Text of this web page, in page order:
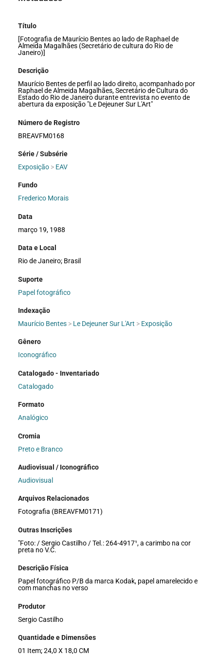
Título
[Fotografia de Maurício Bentes ao lado de Raphael de
Almeida Magalhães (Secretário de cultura do Rio de
Janeiro)]
Descrição
Maurício Bentes de perfil ao lado direito, acompanhado por
Raphael de Almeida Magalhães, Secretário de Cultura do
Estado do Rio de Janeiro durante entrevista no evento de
abertura da exposição "Le Dejeuner Sur L'Art"
Número de Registro
BREAVFM0168
Série / Subsérie
Exposição > EAV
Fundo
Frederico Morais
Data
março 19, 1988
Data e Local
Rio de Janeiro; Brasil
Suporte
Papel fotográfico
Indexação
Maurício Bentes > Le Dejeuner Sur L'Art > Exposição
Gênero
Iconográfico
Catalogado - Inventariado
Catalogado
Formato
Analógico
Cromia
Preto e Branco
Audiovisual / Iconográfico
Audiovisual
Arquivos Relacionados
Fotografia (BREAVFM0171)
Outras Inscrições
"Foto: / Sergio Castilho / Tel.: 264-4917¹, a carimbo na cor
preta no V.C.
Descrição Física
Papel fotográfico P/B da marca Kodak, papel amarelecido e
com manchas no verso
Produtor
Sergio Castilho
Quantidade e Dimensões
01 Item; 24,0 X 18,0 CM